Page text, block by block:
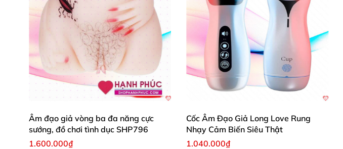
Âm đạo giả vòng ba đa năng cực
sướng, đồ chơi tình dục SHP796
1.600.000₫
Cốc Âm Đạo Giả Long Love Rung
Nhạy Cảm Biến Siêu Thật
1.040.000₫